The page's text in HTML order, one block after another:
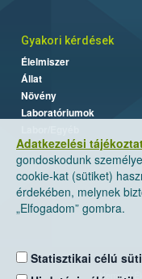
Adatkezelési
gondoskodunk
cookie-kat (sütiket)
érdekében, melynek
„Elfogadom” gombra.
Statisztikai célú
Gyakori kérdések
Élelmiszer
Állat
Növény
Laboratóriumok
Nemzeti